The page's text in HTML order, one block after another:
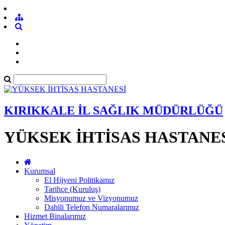
KIRIKKALE İL SAĞLIK MÜDÜRLÜĞÜ
YÜKSEK İHTİSAS
Kurumsal
El Hijyeni Politikamız
Tarihçe (Kuruluş)
Misyonumuz ve Vizyonumuz
Dahili Telefon Numaralarımız
Hizmet Binalarımız